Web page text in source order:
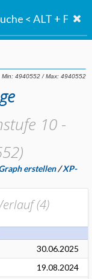
10 -
erstellen/XP-
(4)
30.06.2025
19.08.2024